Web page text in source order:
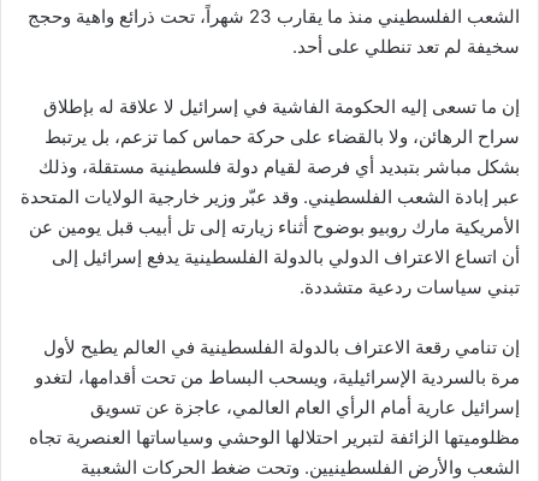
الشعب الفلسطيني منذ ما يقارب 23 شهراً، تحت ذرائع واهية وحجج
سخيفة لم تعد تنطلي على أحد.
إن ما تسعى إليه الحكومة الفاشية في إسرائيل لا علاقة له بإطلاق
سراح الرهائن، ولا بالقضاء على حركة حماس كما تزعم، بل يرتبط
بشكل مباشر بتبديد أي فرصة لقيام دولة فلسطينية مستقلة، وذلك
عبر إبادة الشعب الفلسطيني. وقد عبّر وزير خارجية الولايات المتحدة
الأمريكية مارك روبيو بوضوح أثناء زيارته إلى تل أبيب قبل يومين عن
أن اتساع الاعتراف الدولي بالدولة الفلسطينية يدفع إسرائيل إلى
تبني سياسات ردعية متشددة.
إن تنامي رقعة الاعتراف بالدولة الفلسطينية في العالم يطيح لأول
مرة بالسردية الإسرائيلية، ويسحب البساط من تحت أقدامها، لتغدو
إسرائيل عارية أمام الرأي العام العالمي، عاجزة عن تسويق
مظلوميتها الزائفة لتبرير احتلالها الوحشي وسياساتها العنصرية تجاه
الشعب والأرض الفلسطينيين. وتحت ضغط الحركات الشعبية